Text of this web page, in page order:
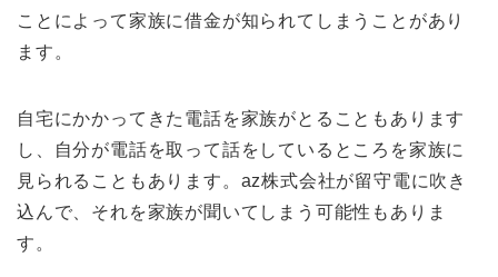
ことによって家族に借金が知られてしまうことがあり
ます。
自宅にかかってきた電話を家族がとることもあります
し、自分が電話を取って話をしているところを家族に
見られることもあります。az株式会社が留守電に吹き
込んで、それを家族が聞いてしまう可能性もありま
す。